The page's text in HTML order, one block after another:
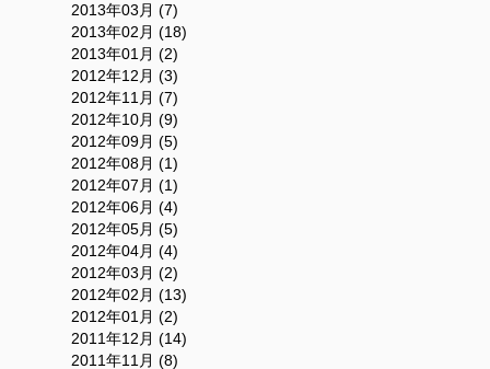
2013年03月 (7)
2013年02月 (18)
2013年01月 (2)
2012年12月 (3)
2012年11月 (7)
2012年10月 (9)
2012年09月 (5)
2012年08月 (1)
2012年07月 (1)
2012年06月 (4)
2012年05月 (5)
2012年04月 (4)
2012年03月 (2)
2012年02月 (13)
2012年01月 (2)
2011年12月 (14)
2011年11月 (8)